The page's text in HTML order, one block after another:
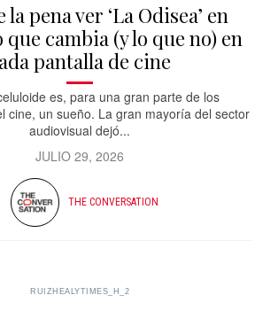
la pena ver ‘La Odisea’ en
que cambia (y lo que no) en
pantalla de cine
es, para una gran parte de los
cine, un sueño. La gran mayoría del sector
audiovisual dejó...
JULIO 29, 2026
THE CONVERSATION
RUIZHEALYTIMES_H_2